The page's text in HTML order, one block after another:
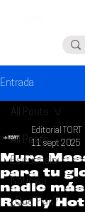
Entrada
All Posts
Escúchalo
Noticias
¿Qué Plan?
All Posts
Mura
para tu
nadie
Really
Editorial TORT
11 sept 2025